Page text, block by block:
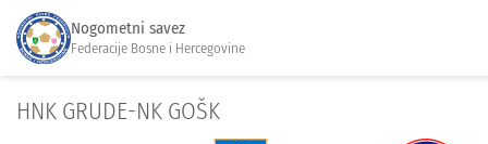
Nogometni savez
Federacije Bosne i Hercegovine
HNK GRUDE-NK GOŠK